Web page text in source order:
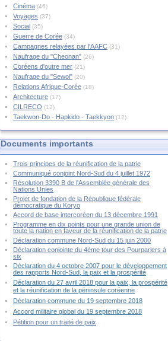
Cinéma (46)
Voyages (37)
Social (35)
Guerre de Corée (34)
Campagnes relayées par l'AAFC (31)
Naufrage du "Cheonan" (26)
Coréens d'outre mer (21)
Naufrage du "Sewol" (20)
Relations Afrique-Corée (18)
Architecture (17)
CILRECO (12)
Taekwon-Do - Hapkido - Taekkyon (12)
Documents importants
Trois principes de la réunification de la patrie
Communiqué conjoint Nord-Sud du 4 juillet 1972
Résolution 3390 B de l'Assemblée générale des
Nations Unies
Projet de fondation de la République fédérale
démocratique du Koryo
Accord de base intercoréen du 13 décembre 1991
Programme en dix points pour une grande union de
toute la nation en faveur de la réunification de la patrie
Déclaration commune Nord-Sud du 15 juin 2000
Déclaration conjointe du 4ème tour des Pourparlers à
six
Déclaration du 4 octobre 2007 pour le développement
des rapports Nord-Sud, la paix et la prospérité
Déclaration du 27 avril 2018 pour la paix, la prospérité
et la réunification de la péninsule coréenne
Déclaration commune du 19 septembre 2018
Accord militaire global du 19 septembre 2018
Pétition pour un traité de paix